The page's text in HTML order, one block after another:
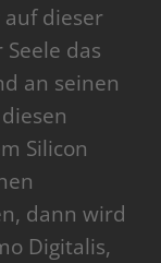
dieser
das
an seinen
Silicon
dann wird
Digitalis,